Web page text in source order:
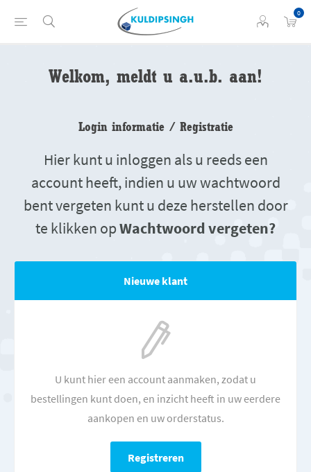
0
Welkom, meldt u a.u.b. aan!
Login informatie / Registratie
Hier kunt u inloggen als u reeds een
account heeft, indien u uw wachtwoord
bent vergeten kunt u deze herstellen door
te klikken opWachtwoord vergeten?
Nieuwe klant
U kunt hier een account aanmaken, zodat u
bestellingen kunt doen, en inzicht heeft in uw eerdere
aankopen en uw orderstatus.